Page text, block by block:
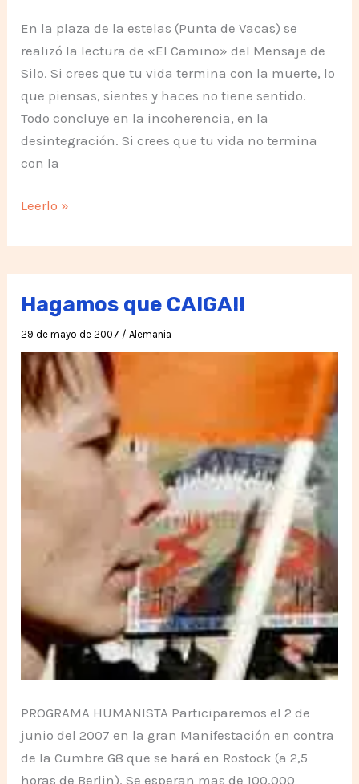
En la plaza de la estelas (Punta de Vacas) se
realizó la lectura de «El Camino» del Mensaje de
Silo. Si crees que tu vida termina con la muerte, lo
que piensas, sientes y haces no tiene sentido.
Todo concluye en la incoherencia, en la
desintegración. Si crees que tu vida no termina
con la
El
del
Mensaje
de
Leerlo »
Hagamos que CAIGA!!
29 de mayo de 2007 /Alemania
PROGRAMA HUMANISTA Participaremos el 2 de
junio del 2007 en la gran Manifestación en contra
de la Cumbre G8 que se hará en Rostock (a 2,5
horas de Berlin). Se esperan mas de 100.000